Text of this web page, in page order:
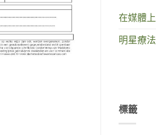
在媒體上
明星療法
標籤